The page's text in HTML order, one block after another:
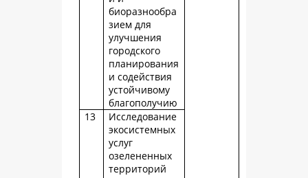
биоразнообра
зием для
улучшения
городского
планирования
и содействия
устойчивому
благополучию
13
Исследование
экосистемных
услуг
озелененных
территорий